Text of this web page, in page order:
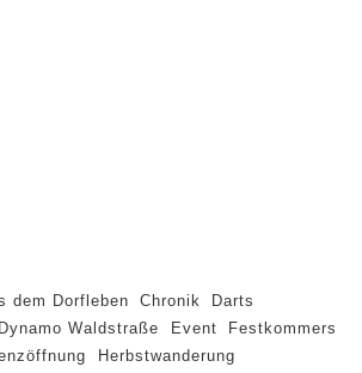
dem Dorfleben Chronik
Darts
Dynamo Waldstraße Event
Festkommers
Herbstwanderung